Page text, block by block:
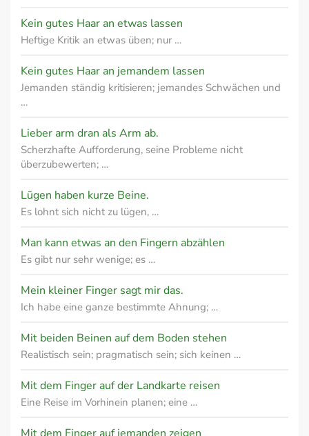
Kein gutes Haar an etwas lassen
Heftige Kritik an etwas üben; nur …
Kein gutes Haar an jemandem lassen
Jemanden ständig kritisieren; jemandes Schwächen und
…
Lieber arm dran als Arm ab.
Scherzhafte Aufforderung, seine Probleme nicht
überzubewerten; …
Lügen haben kurze Beine.
Es lohnt sich nicht zu lügen, …
Man kann etwas an den Fingern abzählen
Es gibt nur sehr wenige; es …
Mein kleiner Finger sagt mir das.
Ich habe eine ganze bestimmte Ahnung; …
Mit beiden Beinen auf dem Boden stehen
Realistisch sein; pragmatisch sein; sich keinen …
Mit dem Finger auf der Landkarte reisen
Eine Reise im Vorhinein planen; eine …